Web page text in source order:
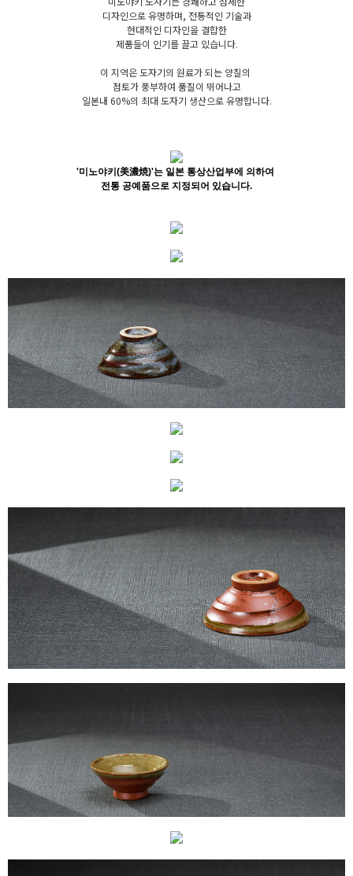
디자인으로 유명하며, 전통적인 기술과
현대적인 디자인을 결합한
제품들이 인기를 끌고 있습니다.
이 지역은 도자기의 원료가 되는 양질의
점토가 풍부하여 품질이 뛰어나고
일본내 60%의 최대 도자기 생산으로 유명합니다.
'미노야키(美濃焼)'는 일본 통상산업부에 의하여
전통 공예품으로 지정되어 있습니다.